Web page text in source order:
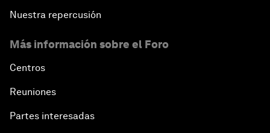
Nuestra repercusión
Más información sobre el Foro
Centros
Reuniones
Partes interesadas